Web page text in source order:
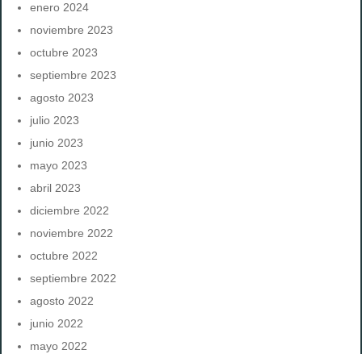
enero 2024
noviembre 2023
octubre 2023
septiembre 2023
agosto 2023
julio 2023
junio 2023
mayo 2023
abril 2023
diciembre 2022
noviembre 2022
octubre 2022
septiembre 2022
agosto 2022
junio 2022
mayo 2022